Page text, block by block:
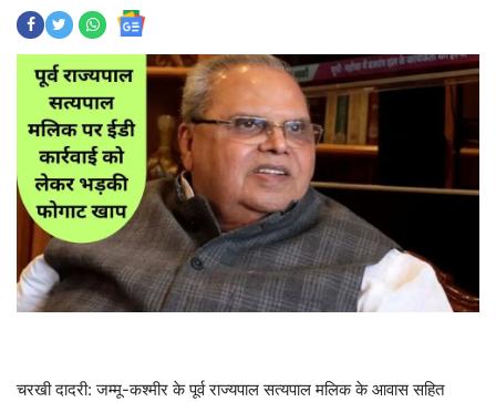
चरखी दादरी: जम्मू-कश्मीर के पूर्व राज्यपाल सत्यपाल मलिक के आवास सहित